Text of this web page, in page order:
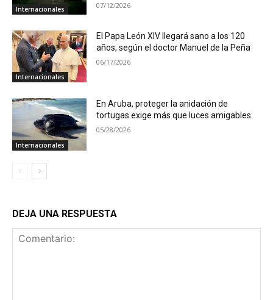
Internacionales 07/12/2026
Internacionales
El Papa León XIV llegará sano a los 120
años, según el doctor Manuel de la Peña
06/17/2026
Internacionales
En Aruba, proteger la anidación de
tortugas exige más que luces amigables
05/28/2026
DEJA UNA RESPUESTA